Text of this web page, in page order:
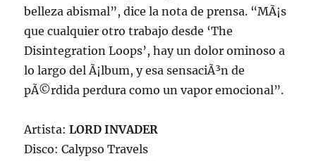
belleza abismal”, dice la nota de prensa. “MÃ¡s
que cualquier otro trabajo desde ‘The
Disintegration Loops’, hay un dolor ominoso a
lo largo del Ã¡lbum, y esa sensaciÃ³n de
pÃ©rdida perdura como un vapor emocional”.
Artista:LORD INVADER
Disco: Calypso Travels